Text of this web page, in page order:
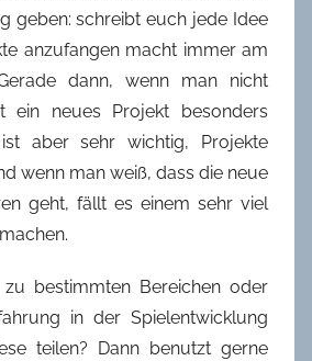
geben: schreibt euch jede Idee
anzufangen macht immer am
dann, wenn man nicht
ein neues Projekt besonders
aber sehr wichtig, Projekte
wenn man weiß, dass die neue
geht, fällt es einem sehr viel
bestimmten Bereichen oder
in der Spielentwicklung
teilen? Dann benutzt gerne